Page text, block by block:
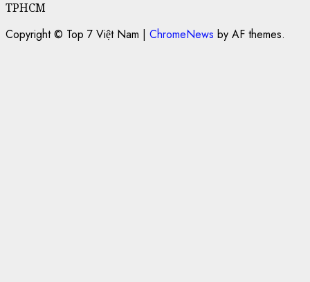
TPHCM
Copyright © Top 7 Việt Nam | ChromeNews by AF themes.